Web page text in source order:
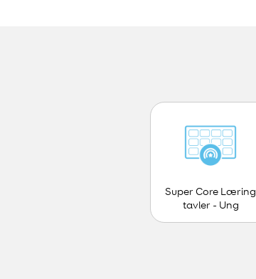
Super Core Læring
tavler - Ung